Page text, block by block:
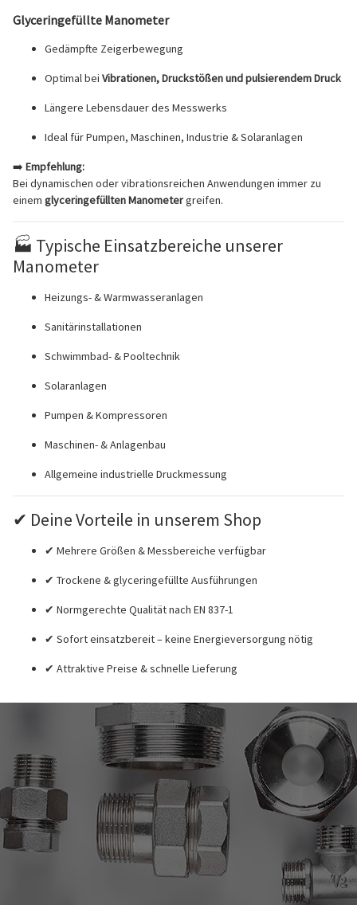
Glyceringefüllte Manometer
Gedämpfte Zeigerbewegung
Optimal bei Vibrationen, Druckstößen und pulsierendem Druck
Längere Lebensdauer des Messwerks
Ideal für Pumpen, Maschinen, Industrie & Solaranlagen
➡️ Empfehlung:
Bei dynamischen oder vibrationsreichen Anwendungen immer zu
einem glyceringefüllten Manometergreifen.
🏭 Typische Einsatzbereiche unserer
Manometer
Heizungs- & Warmwasseranlagen
Sanitärinstallationen
Schwimmbad- & Pooltechnik
Solaranlagen
Pumpen & Kompressoren
Maschinen- & Anlagenbau
Allgemeine industrielle Druckmessung
✔ Deine Vorteile in unserem Shop
✔ Mehrere Größen & Messbereiche verfügbar
✔ Trockene & glyceringefüllte Ausführungen
✔ Normgerechte Qualität nach EN 837-1
✔ Sofort einsatzbereit – keine Energieversorgung nötig
✔ Attraktive Preise & schnelle Lieferung